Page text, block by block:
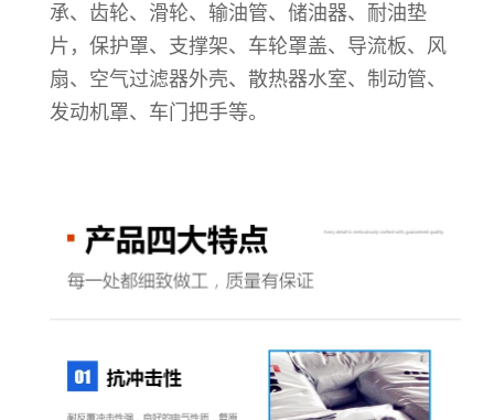
承、齿轮、滑轮、输油管、储油器、耐油垫
片，保护罩、支撑架、车轮罩盖、导流板、风
扇、空气过滤器外壳、散热器水室、制动管、
发动机罩、车门把手等。